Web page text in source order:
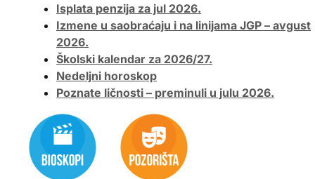
Isplata penzija za jul 2026.
Izmene u saobraćaju i na linijama JGP – avgust
2026.
Školski kalendar za 2026/27.
Nedeljni horoskop
Poznate ličnosti – preminuli u julu 2026.